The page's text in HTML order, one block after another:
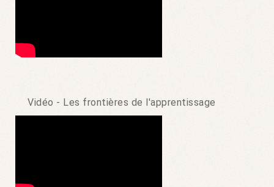
Vidéo - Les frontières de l'apprentissage